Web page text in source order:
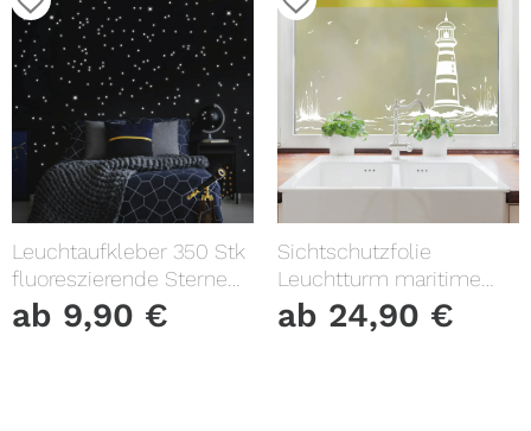
Leuchtaufkleber 350 Stk
fluoreszierende Sterne
und Punkte leuchten im
Dunklen Kinderzimmer
ab 9,90 €
Sichtschutzfolie
Leuchtturm maritime
Fensterfolie Fensterdeko
Milchglasfolie
ab 24,90 €